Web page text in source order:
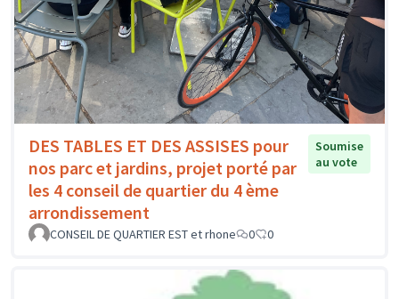
DES TABLES ET DES ASSISES pour
nos parc et jardins, projet porté par
les 4 conseil de quartier du 4 ème
arrondissement
Soumise
au vote
CONSEIL DE QUARTIER EST et rhone 0 0